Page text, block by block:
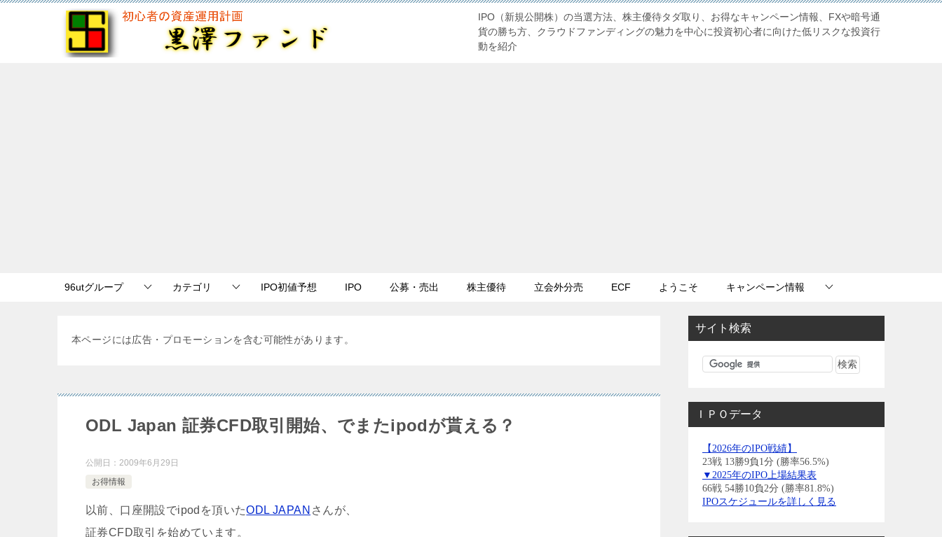
IPO（新規公開株）の当選方法、株主優待タダ取り、お得なキャンペーン情報、FXや暗号通
貨の勝ち方、クラウドファンディングの魅力を中心に投資初心者に向けた低リスクな投資行
動を紹介
96utグループ カテゴリ IPO初値予想 IPO 公募・売出 株主優待 立会外分売 ECF ようこそ キャンペーン情報
本ページには広告・プロモーションを含む可能性があります。
ODL Japan 証券CFD取引開始、でまたipodが貰える？
公開日： 2009年6月29日
お得情報
以前、口座開設でipodを頂いたODL JAPAN さんが、
証券CFD取引を始めています。
サイト検索
ＩＰＯデータ
【2026年のIPO戦績】
23戦 13勝9負1分 (勝率56.5%)
▼2025年のIPO上場結果表
66戦 54勝10負2分 (勝率81.8%)
IPOスケジュールを詳しく見る